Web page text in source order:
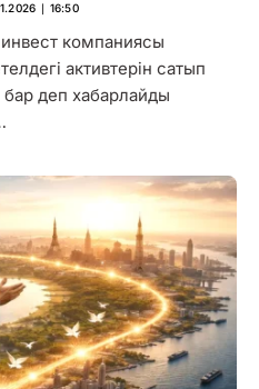
∣ 16:50
компаниясы
активтерін сатып
бар деп хабарлайды